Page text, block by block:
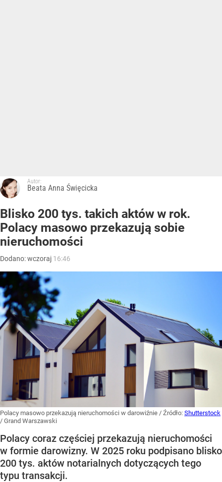
Autor:
Beata Anna Święcicka
Blisko 200 tys. takich aktów w rok.
Polacy masowo przekazują sobie
nieruchomości
Dodano:wczoraj 16:46
Polacy masowo przekazują nieruchomości w darowiźnie / Źródło: Shutterstock
/ Grand Warszawski
Polacy coraz częściej przekazują nieruchomości
w formie darowizny. W 2025 roku podpisano blisko
200 tys. aktów notarialnych dotyczących tego
typu transakcji.